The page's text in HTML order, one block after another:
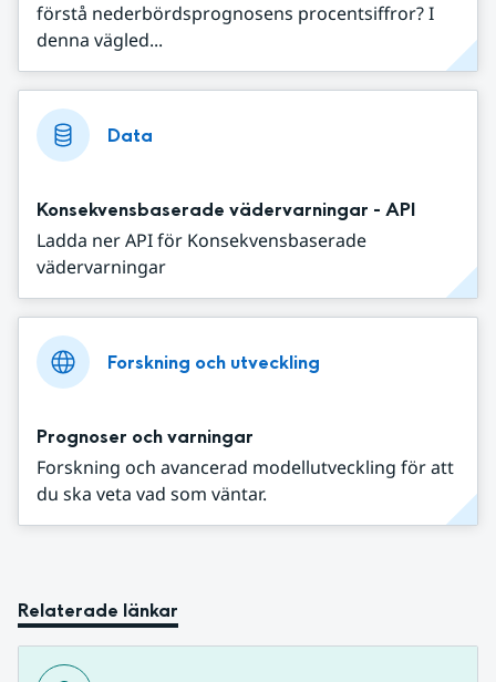
förstå nederbördsprognosens procentsiffror? I
denna vägled...
Data
Konsekvensbaserade vädervarningar - API
Ladda ner API för Konsekvensbaserade
vädervarningar
Forskning och utveckling
Prognoser och varningar
Forskning och avancerad modellutveckling för att
du ska veta vad som väntar.
Relaterade länkar